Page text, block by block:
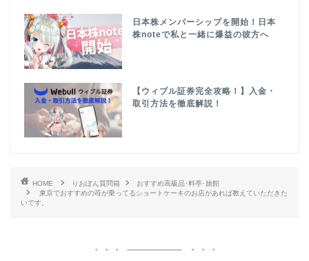
日本株メンバーシップを開始！日本
株noteで私と一緒に爆益の彼方へ
【ウィブル証券完全攻略！】入金・
取引方法を徹底解説！
HOME りおぽん質問箱
おすすめ高級品･料亭･旅館
東京でおすすめの苺が乗ってるショートケーキのお店があれば教えていただきた
いです。